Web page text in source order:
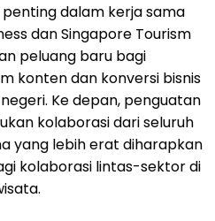
dalam kerja sama
dan Singapore Tourism
peluang baru bagi
konten dan konversi bisnis
Ke depan, penguatan
kolaborasi dari seluruh
yang lebih erat diharapkan
kolaborasi lintas-sektor di